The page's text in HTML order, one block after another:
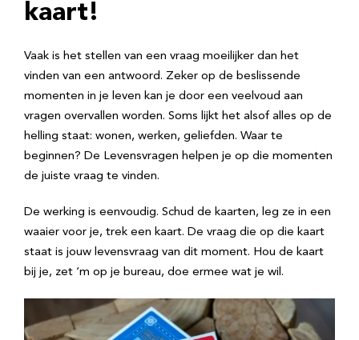
kaart!
Vaak is het stellen van een vraag moeilijker dan het
vinden van een antwoord. Zeker op de beslissende
momenten in je leven kan je door een veelvoud aan
vragen overvallen worden. Soms lijkt het alsof alles op de
helling staat: wonen, werken, geliefden. Waar te
beginnen? De Levensvragen helpen je op die momenten
de juiste vraag te vinden.
De werking is eenvoudig. Schud de kaarten, leg ze in een
waaier voor je, trek een kaart. De vraag die op die kaart
staat is jouw levensvraag van dit moment. Hou de kaart
bij je, zet ‘m op je bureau, doe ermee wat je wil.